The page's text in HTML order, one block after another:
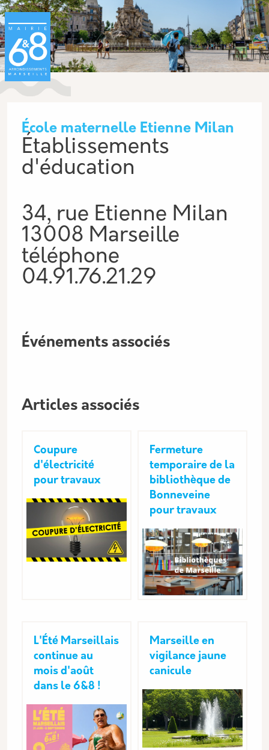
Aller au contenu principal
École maternelle Etienne Milan
Établissements
d'éducation
34, rue Etienne Milan
13008 Marseille
téléphone
04.91.76.21.29
Événements associés
Articles associés
Coupure
d'électricité
pour travaux
Fermeture
temporaire de la
bibliothèque de
Bonneveine
pour travaux
L'Été Marseillais
continue au
mois d'août
dans le 6&8 !
Marseille en
vigilance jaune
canicule
Panneau de gestion des cookies